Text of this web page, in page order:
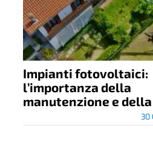
Impianti fotovoltaici:
l’importanza della
manutenzione e
30